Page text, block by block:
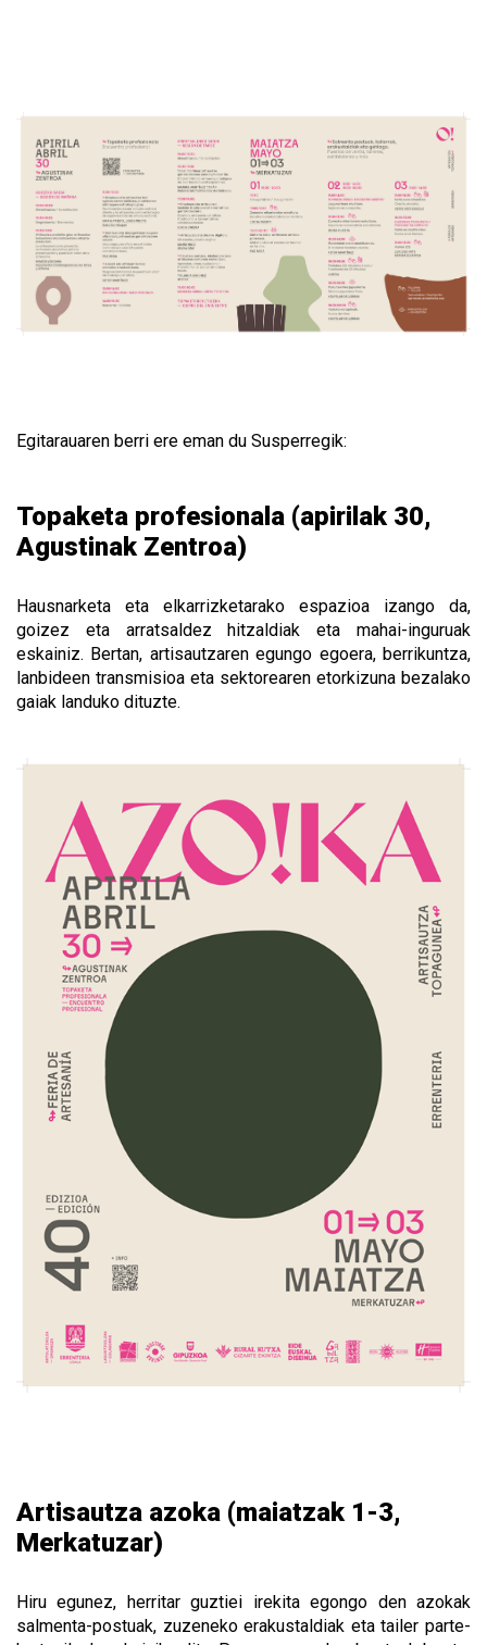
Egitarauaren berri ere eman du Susperregik:
Topaketa profesionala (apirilak 30,
Agustinak Zentroa)
Hausnarketa eta elkarrizketarako espazioa izango da,
goizez eta arratsaldez hitzaldiak eta mahai-inguruak
eskainiz. Bertan, artisautzaren egungo egoera, berrikuntza,
lanbideen transmisioa eta sektorearen etorkizuna bezalako
gaiak landuko dituzte.
Artisautza azoka (maiatzak 1-3,
Merkatuzar)
Hiru egunez, herritar guztiei irekita egongo den azokak
salmenta-postuak, zuzeneko erakustaldiak eta tailer parte-